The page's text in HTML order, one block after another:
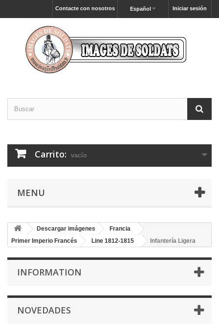
Iniciar sesión
Español
Contacte con nosotros
Carrito: vacío
MENU
Descargar imágenes
Francia
Primer Imperio Francés
Line 1812-1815 Infantería Ligera
INFORMATION
NOVEDADES